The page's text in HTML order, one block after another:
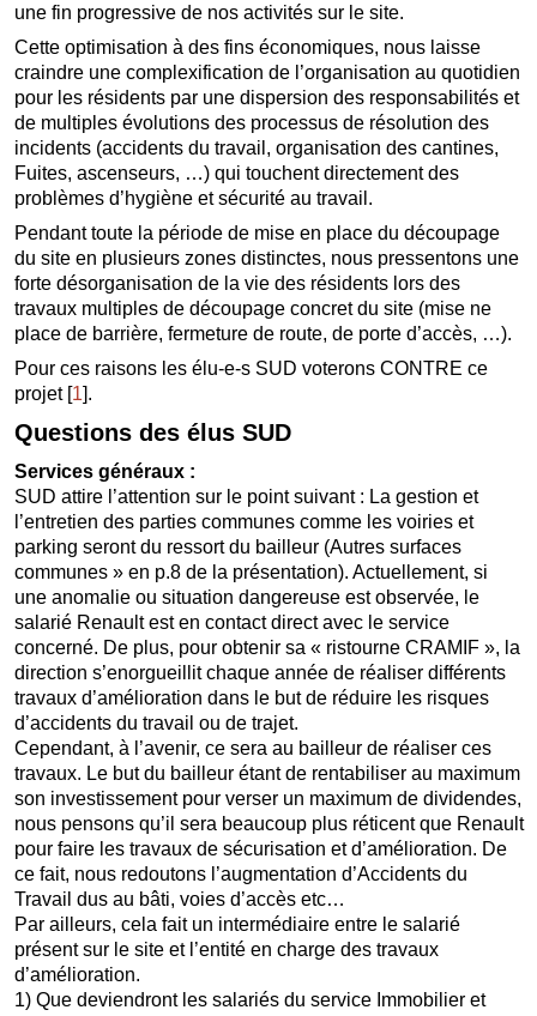
une fin progressive de nos activités sur le site.
Cette optimisation à des fins économiques, nous laisse
craindre une complexification de l’organisation au quotidien
pour les résidents par une dispersion des responsabilités et
de multiples évolutions des processus de résolution des
incidents (accidents du travail, organisation des cantines,
Fuites, ascenseurs, …) qui touchent directement des
problèmes d’hygiène et sécurité au travail.
Pendant toute la période de mise en place du découpage
du site en plusieurs zones distinctes, nous pressentons une
forte désorganisation de la vie des résidents lors des
travaux multiples de découpage concret du site (mise ne
place de barrière, fermeture de route, de porte d’accès, …).
Pour ces raisons les élu-e-s SUD voterons CONTRE ce
projet[1].
Questions des élus SUD
Services généraux :
SUD attire l’attention sur le point suivant : La gestion et
l’entretien des parties communes comme les voiries et
parking seront du ressort du bailleur (Autres surfaces
communes » en p.8 de la présentation). Actuellement, si
une anomalie ou situation dangereuse est observée, le
salarié Renault est en contact direct avec le service
concerné. De plus, pour obtenir sa « ristourne CRAMIF », la
direction s’enorgueillit chaque année de réaliser différents
travaux d’amélioration dans le but de réduire les risques
d’accidents du travail ou de trajet.
Cependant, à l’avenir, ce sera au bailleur de réaliser ces
travaux. Le but du bailleur étant de rentabiliser au maximum
son investissement pour verser un maximum de dividendes,
nous pensons qu’il sera beaucoup plus réticent que Renault
pour faire les travaux de sécurisation et d’amélioration. De
ce fait, nous redoutons l’augmentation d’Accidents du
Travail dus au bâti, voies d’accès etc…
Par ailleurs, cela fait un intermédiaire entre le salarié
présent sur le site et l’entité en charge des travaux
d’amélioration.
1) Que deviendront les salariés du service Immobilier et